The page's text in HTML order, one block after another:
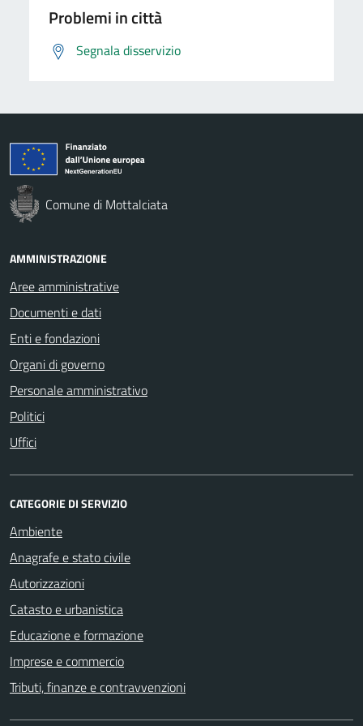
Problemi in città
Segnala disservizio
Comune di Mottalciata
AMMINISTRAZIONE
Aree amministrative
Documenti e dati
Enti e fondazioni
Organi di governo
Personale amministrativo
Politici
Uffici
CATEGORIE DI SERVIZIO
Ambiente
Anagrafe e stato civile
Autorizzazioni
Catasto e urbanistica
Educazione e formazione
Imprese e commercio
Tributi, finanze e contravvenzioni